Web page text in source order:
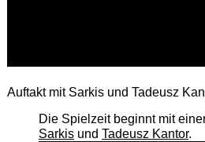
Auftakt mit Sarkis und Tadeusz
Die Spielzeit beginnt mit
Sarkisund Tadeusz Kantor.